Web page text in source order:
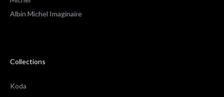
Albin Michel Imaginaire
Collections
Koda